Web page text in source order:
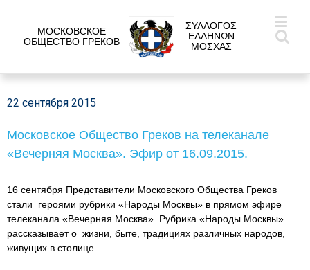
МОСКОВСКОЕ
ОБЩЕСТВО ГРЕКОВ
ΣΥΛΛΟΓΟΣ
ΕΛΛΗΝΩΝ
ΜΟΣΧΑΣ
22 сентября 2015
Московское Общество Греков на телеканале
«Вечерняя Москва». Эфир от 16.09.2015.
16 сентября Представители Московского Общества Греков
стали героями рубрики «Народы Москвы» в прямом эфире
телеканала «Вечерняя Москва». Рубрика «Народы Москвы»
рассказывает о жизни, быте, традициях различных народов,
живущих в столице.